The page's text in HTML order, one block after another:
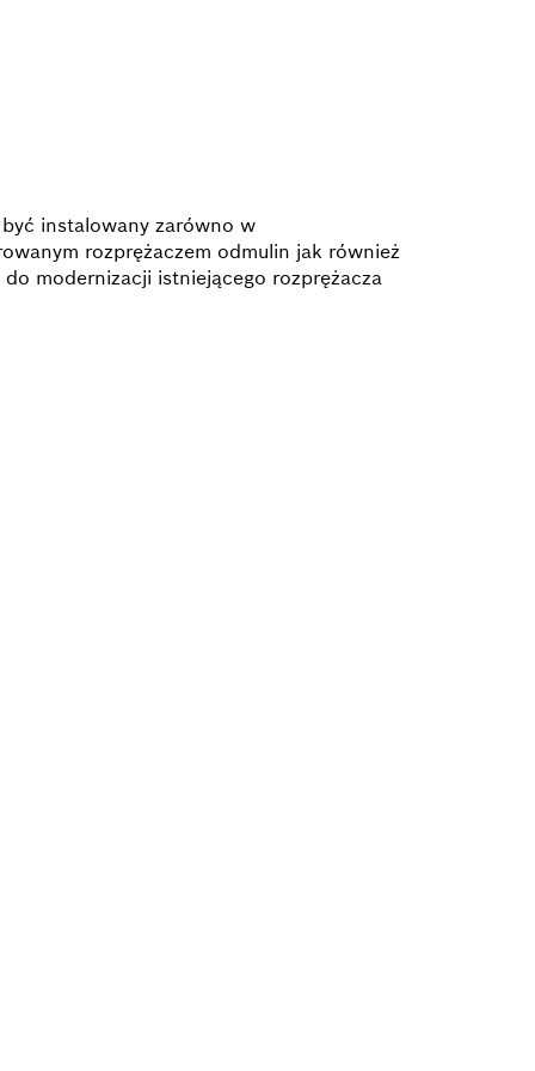
instalowany zarówno w
rozprężaczem odmulin jak również
modernizacji istniejącego rozprężacza